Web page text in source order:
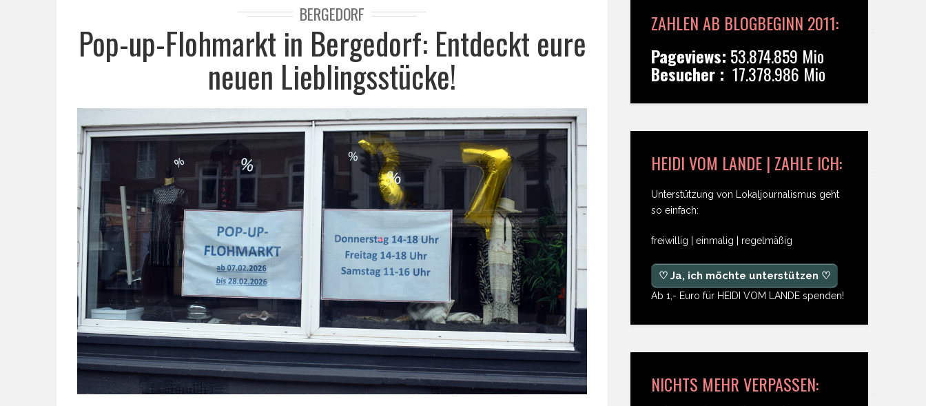
BERGEDORF
Pop-up-Flohmarkt in Bergedorf: Entdeckt eure
neuen Lieblingsstücke!
ZAHLEN AB BLOGBEGINN 2011:
Pageviews: 53.874.859 Mio
Besucher : 17.378.986 Mio
HEIDI VOM LANDE | ZAHLE ICH:
Unterstützung von Lokaljournalismus geht
so einfach:
freiwillig | einmalig | regelmäßig
♡ Ja, ich möchte unterstützen ♡
Ab 1,- Euro für HEIDI VOM LANDE spenden!
NICHTS MEHR VERPASSEN: